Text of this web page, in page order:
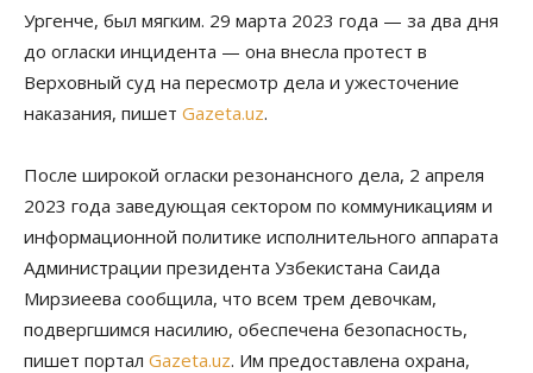
Ургенче, был мягким. 29 марта 2023 года — за два дня
до огласки инцидента — она внесла протест в
Верховный суд на пересмотр дела и ужесточение
наказания, пишет Gazeta.uz.
После широкой огласки резонансного дела, 2 апреля
2023 года заведующая сектором по коммуникациям и
информационной политике исполнительного аппарата
Администрации президента Узбекистана Саида
Мирзиеева сообщила, что всем трем девочкам,
подвергшимся насилию, обеспечена безопасность,
пишет портал Gazeta.uz. Им предоставлена охрана,